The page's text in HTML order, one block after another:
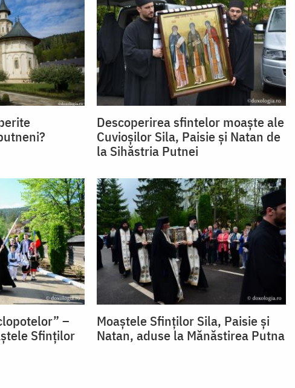
Descoperirea sfintelor moaște ale
Cuvioșilor Sila, Paisie și Natan de
la Sihăstria Putnei
–
Sfinţilor
Moaștele Sfinților Sila, Paisie și
Natan, aduse la Mănăstirea Putna